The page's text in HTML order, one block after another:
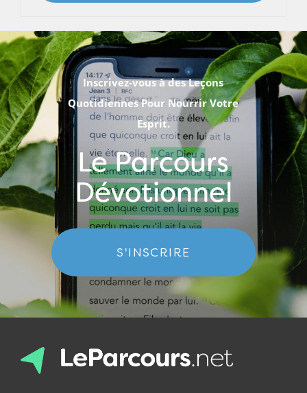
Inscrivez-vous à des Leçons
Quotidiennes Pour Nourrir Votre
Esprit.
Le Parcours
Dévotionnel
S'INSCRIRE